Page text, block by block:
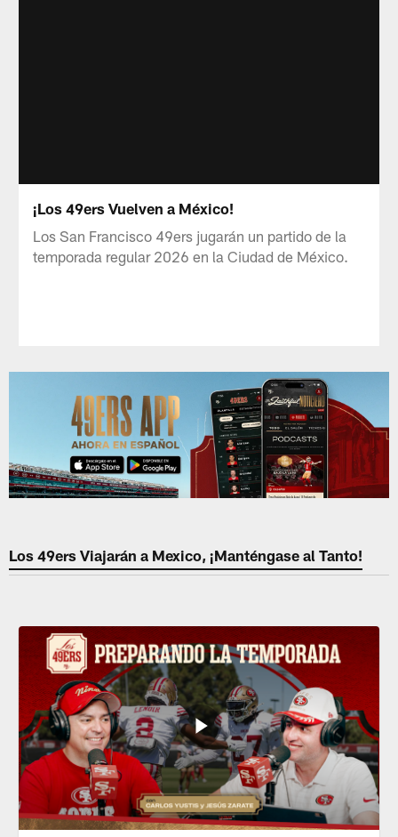
¡Los 49ers Vuelven a México!
Los San Francisco 49ers jugarán un partido de la
temporada regular 2026 en la Ciudad de México.
Los 49ers Viajarán a Mexico, ¡Manténgase al Tanto!